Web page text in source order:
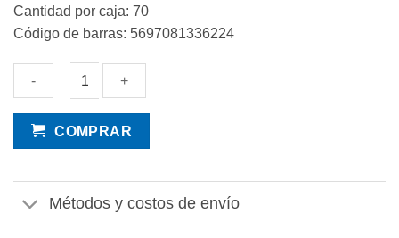
Cantidad por caja: 70
Código de barras: 5697081336224
Candelabro
cantidad
COMPRAR
Métodos y costos de envío